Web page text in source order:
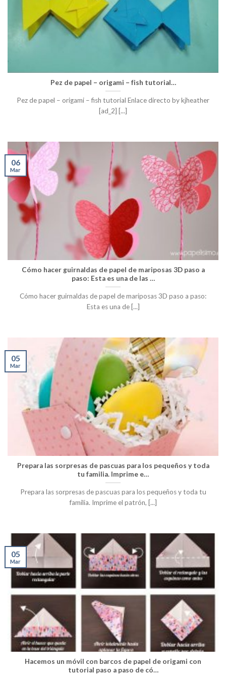
Pez de papel – origami – fish tutorial…
Pez de papel – origami – fish tutorial Enlace directo by kjheather
[ad_2] [...]
Cómo hacer guirnaldas de papel de mariposas 3D paso a
paso: Esta es una de las …
Cómo hacer guirnaldas de papel de mariposas 3D paso a paso:
Esta es una de [...]
06
Mar
Prepara las sorpresas de pascuas para los pequeños y toda
tu familia. Imprime e…
Prepara las sorpresas de pascuas para los pequeños y toda tu
familia. Imprime el patrón, [...]
05
Mar
Hacemos un móvil con barcos de papel de origami con
tutorial paso a paso de có…
05
Mar